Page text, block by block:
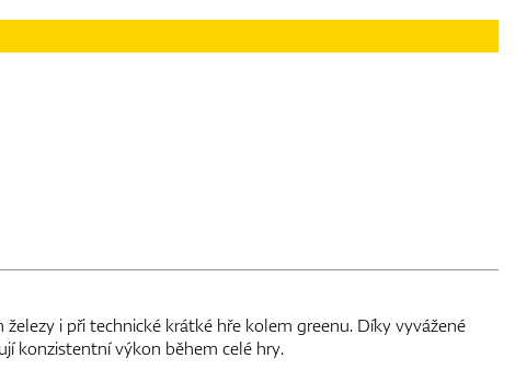
železy i při technické krátké hře kolem greenu. Díky vyvážené
konzistentní výkon během celé hry.